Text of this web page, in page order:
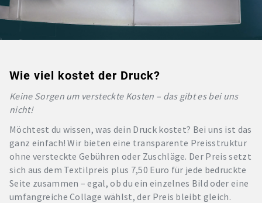
Wie viel kostet der Druck?
Keine Sorgen um versteckte Kosten – das gibt es bei uns
nicht!
Möchtest du wissen, was dein Druck kostet? Bei uns ist das
ganz einfach! Wir bieten eine transparente Preisstruktur
ohne versteckte Gebühren oder Zuschläge. Der Preis setzt
sich aus dem Textilpreis plus 7,50 Euro für jede bedruckte
Seite zusammen – egal, ob du ein einzelnes Bild oder eine
umfangreiche Collage wählst, der Preis bleibt gleich.